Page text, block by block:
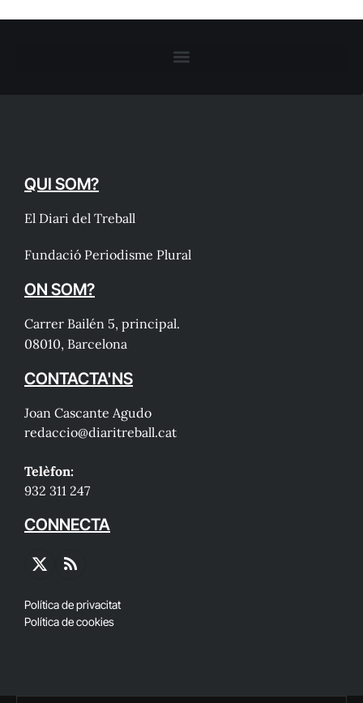
QUI SOM?
El Diari del Treball
Fundació Periodisme Plural
ON SOM?
Carrer Bailén 5, principal.
08010, Barcelona
CONTACTA'NS
Joan Cascante Agudo
redaccio@diaritreball.cat
Telèfon:
932 311 247
CONNECTA
X
RSS
Política de privacitat
Política de cookies